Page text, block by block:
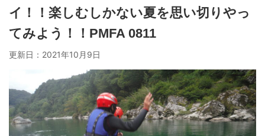
イ！！楽しむしかない夏を思い切りやっ
てみよう！！PMFA 0811
更新日： 2021年10月9日